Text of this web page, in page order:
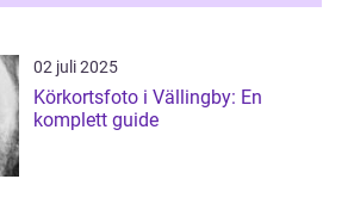
02 juli 2025
Körkortsfoto i Vällingby: En
komplett guide